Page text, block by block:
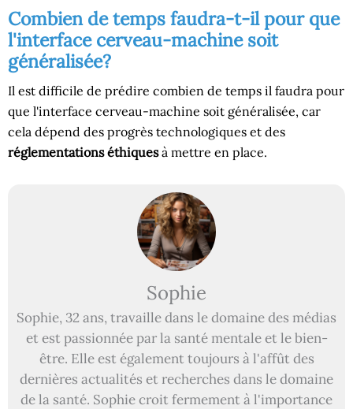
Combien de temps faudra-t-il pour que
l'interface cerveau-machine soit
généralisée?
Il est difficile de prédire combien de temps il faudra pour
que l'interface cerveau-machine soit généralisée, car
cela dépend des progrès technologiques et des
réglementations éthiquesà mettre en place.
Sophie
Sophie, 32 ans, travaille dans le domaine des médias
et est passionnée par la santé mentale et le bien-
être. Elle est également toujours à l'affût des
dernières actualités et recherches dans le domaine
de la santé. Sophie croit fermement à l'importance